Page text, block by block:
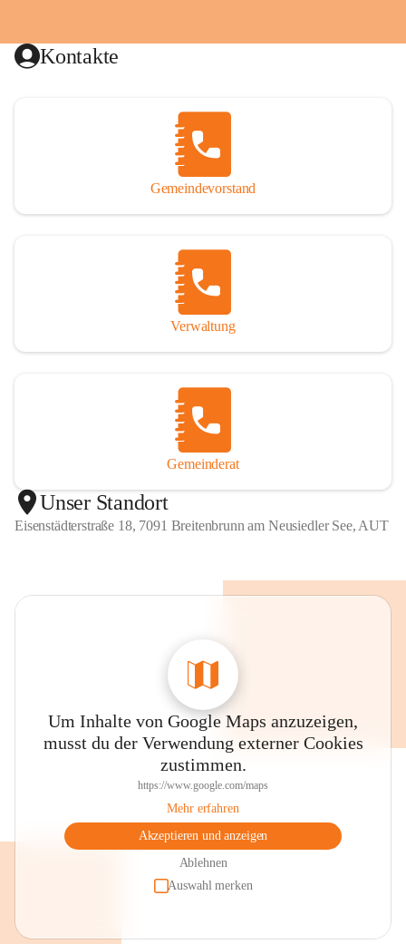
Kontakte
Gemeindevorstand
Verwaltung
Gemeinderat
Unser Standort
Eisenstädterstraße 18, 7091 Breitenbrunn am Neusiedler See, AUT
Um Inhalte von Google Maps anzuzeigen,
musst du der Verwendung externer Cookies
zustimmen.
https://www.google.com/maps
Mehr erfahren
Akzeptieren und anzeigen
Ablehnen
Auswahl merken